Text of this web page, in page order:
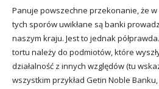
Panuje powszechne przekonanie, że
tych sporów uwikłane są banki
naszym kraju. Jest to jednak
tortu należy do podmiotów, które
działalność z innych względów (tu
wszystkim przykład Getin Noble